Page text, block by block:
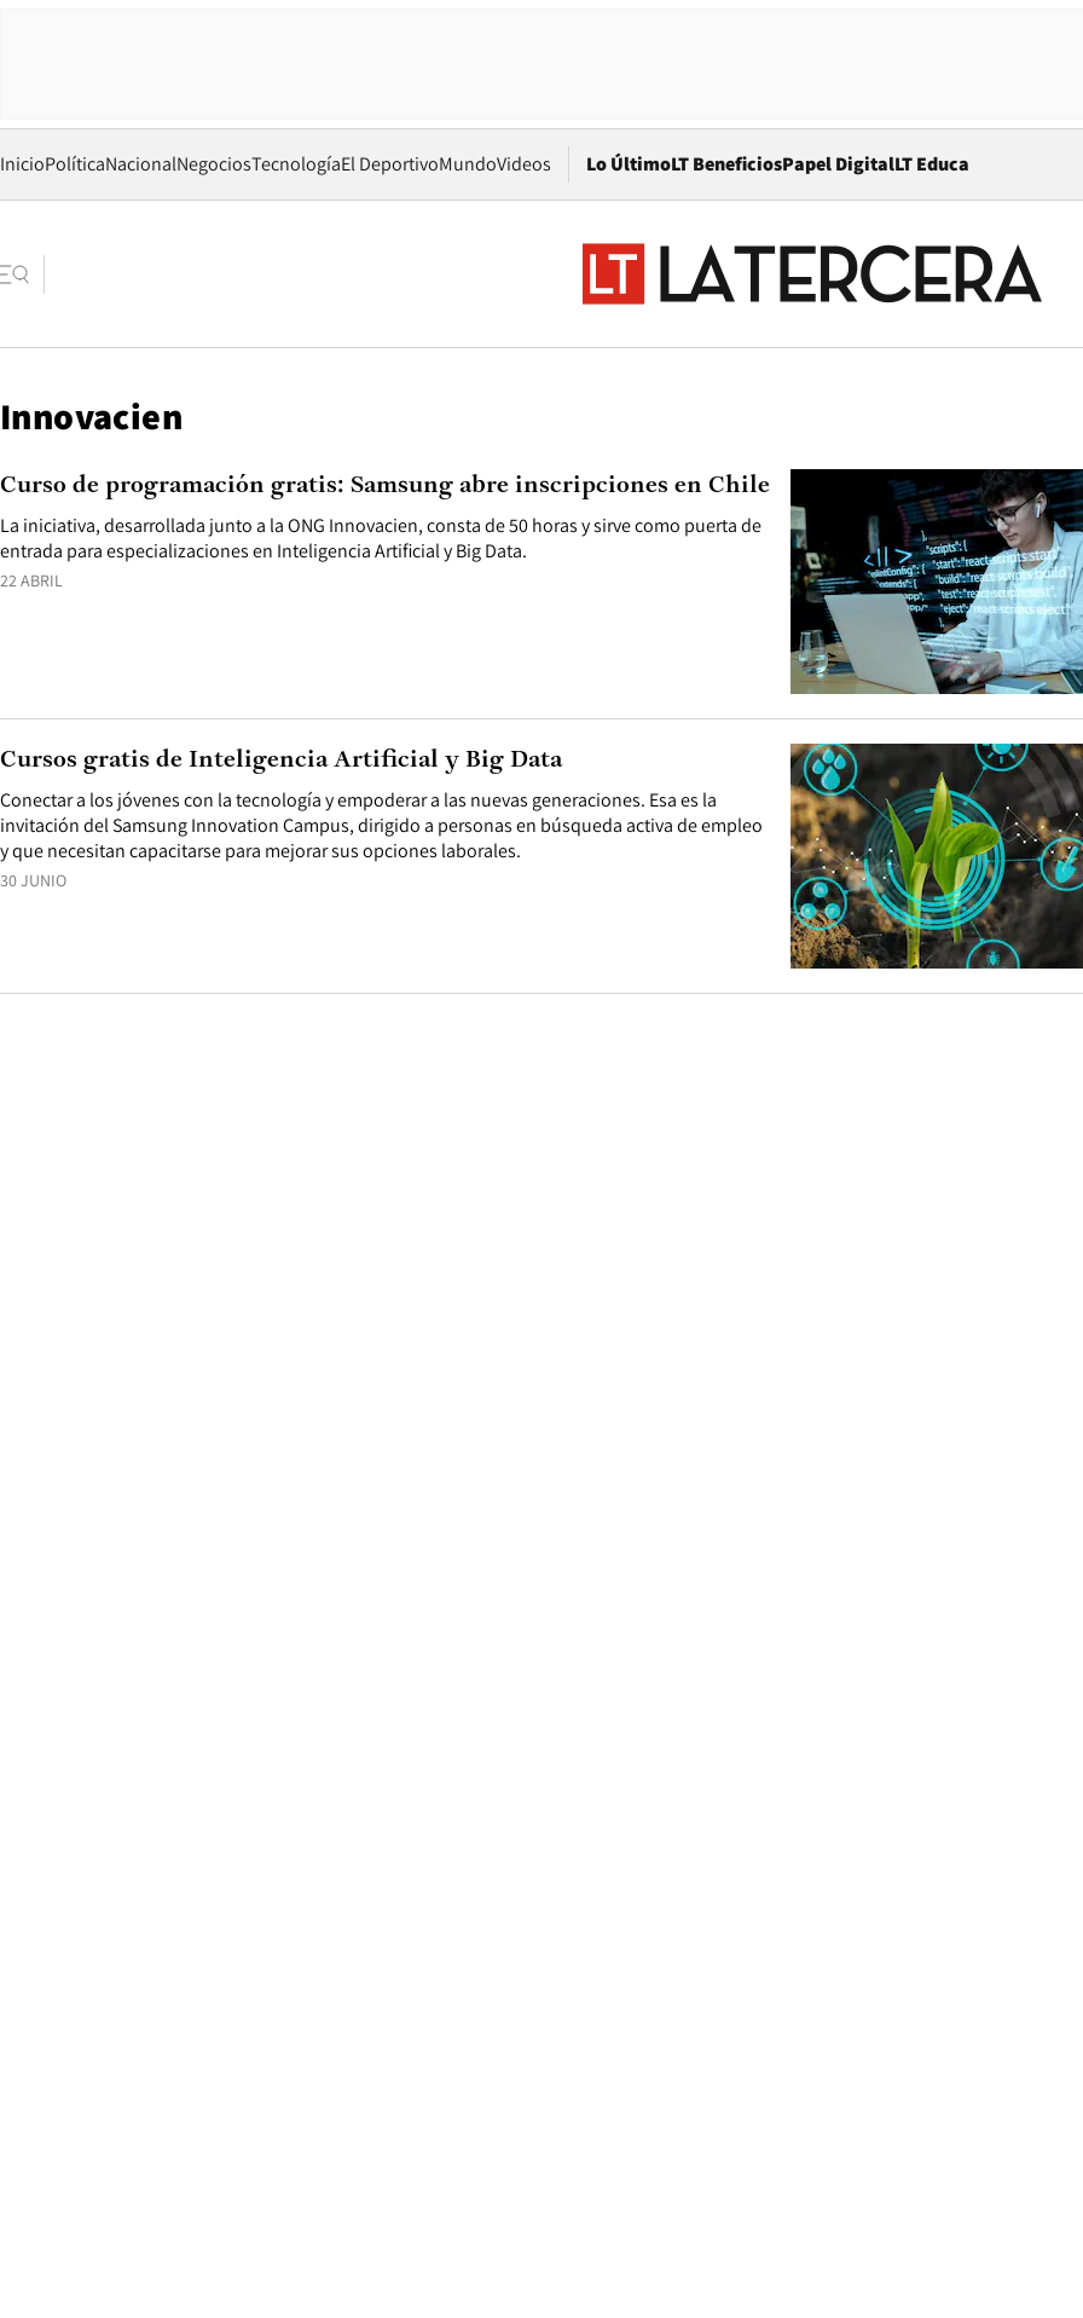
InicioPolíticaNacionalNegociosTecnologíaEl DeportivoMundoVideos Lo ÚltimoLT BeneficiosPapel DigitalOpens in new window
LT Educa
Innovacien
22 ABRIL
La iniciativa, desarrollada junto a la ONG Innovacien, consta de 50 horas y sirve como puerta de
entrada para especializaciones en Inteligencia Artificial y Big Data.
Curso de programación gratis: Samsung abre inscripciones en Chile
30 JUNIO
Conectar a los jóvenes con la tecnología y empoderar a las nuevas generaciones. Esa es la
invitación del Samsung Innovation Campus, dirigido a personas en búsqueda activa de empleo
y que necesitan capacitarse para mejorar sus opciones laborales.
Cursos gratis de Inteligencia Artificial y Big Data